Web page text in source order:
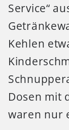
Service“
Kehlen
Dosen mit
waren nur